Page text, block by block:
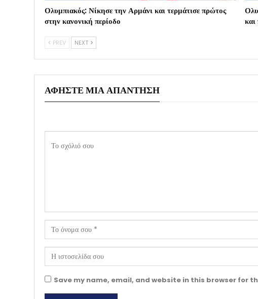
Ολυμπιακός: Νίκησε την Αρμάνι και τερμάτισε πρώτος
στην κανονική περίοδο
PREV NEXT
ΑΦΉΣΤΕ ΜΙΑ ΑΠΆΝΤΗΣΗ
Save my name, email, and website in this browser for